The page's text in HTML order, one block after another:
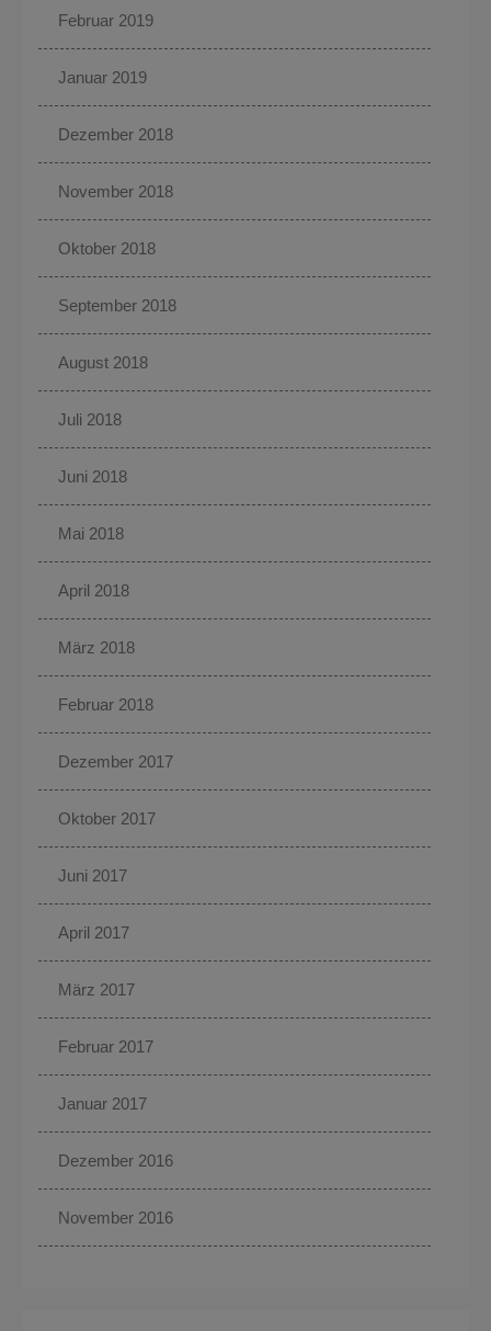
Februar 2019
Januar 2019
Dezember 2018
November 2018
Oktober 2018
September 2018
August 2018
Juli 2018
Juni 2018
Mai 2018
April 2018
März 2018
Februar 2018
Dezember 2017
Oktober 2017
Juni 2017
April 2017
März 2017
Februar 2017
Januar 2017
Dezember 2016
November 2016